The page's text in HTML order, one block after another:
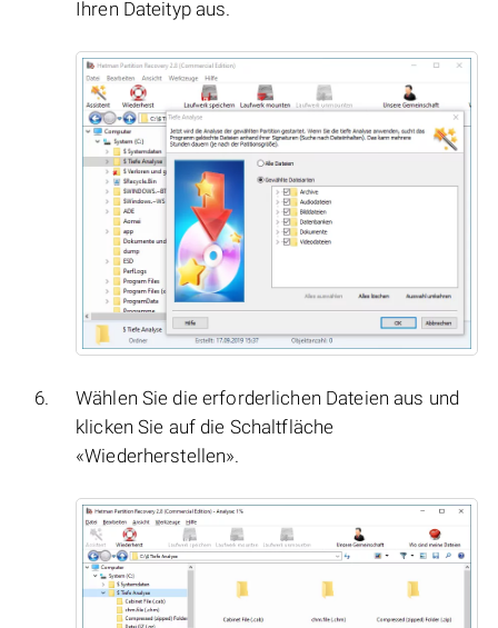
Ihren Dateityp aus.
Wählen Sie die erforderlichen Dateien aus und
klicken Sie auf die Schaltfläche
«Wiederherstellen».